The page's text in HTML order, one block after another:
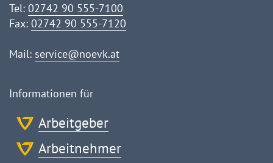
Tel: 02742 90 555-7100
Fax: 02742 90 555-7120
Mail: service@noevk.at
Informationen für
Arbeitgeber
Arbeitnehmer